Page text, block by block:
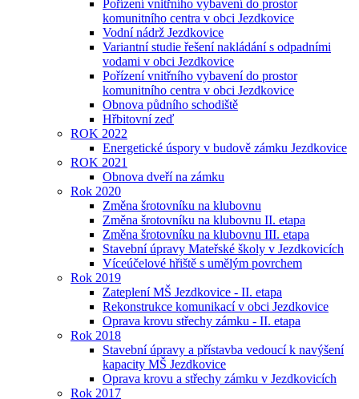
Pořízení vnitřního vybavení do prostor
komunitního centra v obci Jezdkovice
Vodní nádrž Jezdkovice
Variantní studie řešení nakládání s odpadními
vodami v obci Jezdkovice
Pořízení vnitřního vybavení do prostor
komunitního centra v obci Jezdkovice
Obnova půdního schodiště
Hřbitovní zeď
ROK 2022
Energetické úspory v budově zámku Jezdkovice
ROK 2021
Obnova dveří na zámku
Rok 2020
Změna šrotovníku na klubovnu
Změna šrotovníku na klubovnu II. etapa
Změna šrotovníku na klubovnu III. etapa
Stavební úpravy Mateřské školy v Jezdkovicích
Víceúčelové hřiště s umělým povrchem
Rok 2019
Zateplení MŠ Jezdkovice - II. etapa
Rekonstrukce komunikací v obci Jezdkovice
Oprava krovu střechy zámku - II. etapa
Rok 2018
Stavební úpravy a přístavba vedoucí k navýšení
kapacity MŠ Jezdkovice
Oprava krovu a střechy zámku v Jezdkovicích
Rok 2017